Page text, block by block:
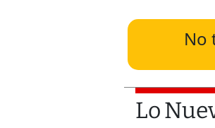
No
Lo